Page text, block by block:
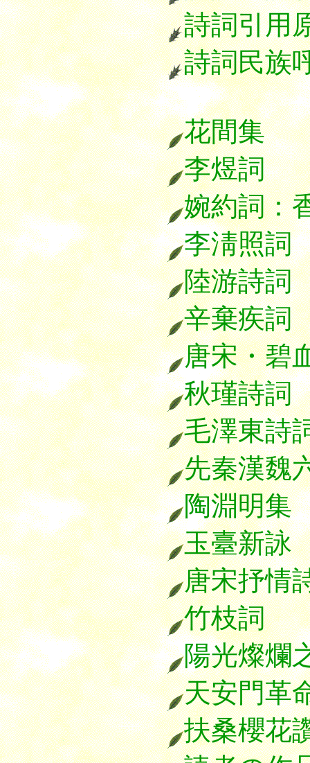
詩詞引用
詩詞民族
花間集
李煜詞
婉約詞：
李淸照詞
陸游詩詞
辛棄疾詞
唐宋・碧
秋瑾詩詞
毛澤東詩
先秦漢魏
陶淵明集
玉臺新詠
唐宋抒情
竹枝詞
陽光燦爛
天安門革
扶桑櫻花